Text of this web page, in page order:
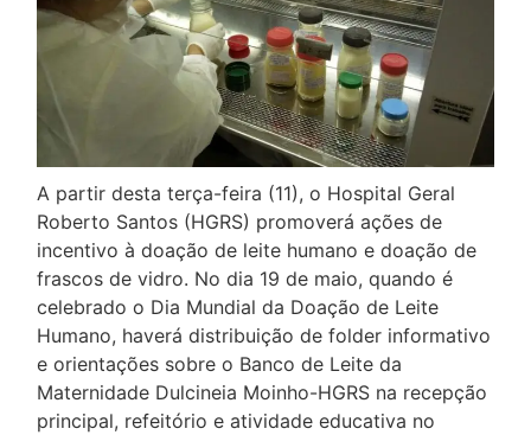
A partir desta terça-feira (11), o Hospital Geral
Roberto Santos (HGRS) promoverá ações de
incentivo à doação de leite humano e doação de
frascos de vidro. No dia 19 de maio, quando é
celebrado o Dia Mundial da Doação de Leite
Humano, haverá distribuição de folder informativo
e orientações sobre o Banco de Leite da
Maternidade Dulcineia Moinho-HGRS na recepção
principal, refeitório e atividade educativa no